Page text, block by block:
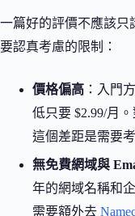
一篇好的評價不應該只
要認真考慮的限制：
價格偏高 ：入門
低只要 $2.99/月
這個差距是需要
無免費網域與
年的網域名稱和
需要額外去